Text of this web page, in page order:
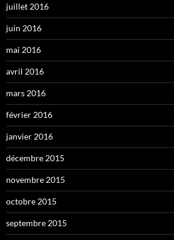
juillet 2016
juin 2016
mai 2016
avril 2016
mars 2016
février 2016
janvier 2016
décembre 2015
novembre 2015
octobre 2015
septembre 2015